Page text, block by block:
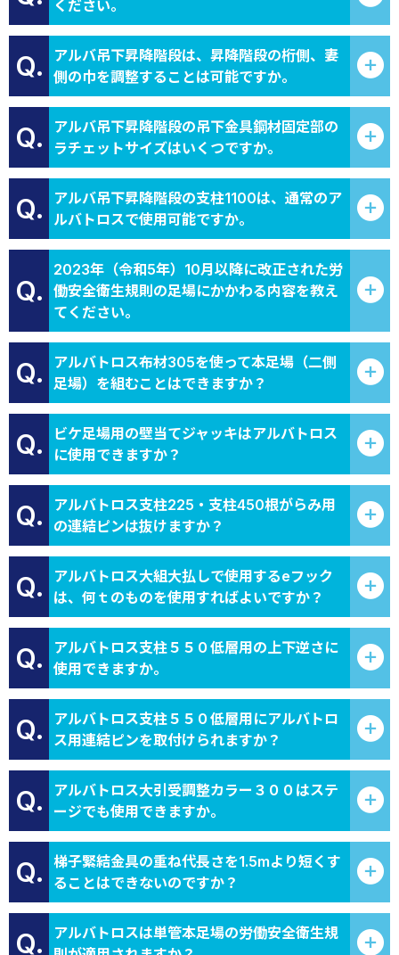
ください。
Q.
アルバ吊下昇降階段は、昇降階段の桁側、妻
側の巾を調整することは可能ですか。
Q.
アルバ吊下昇降階段の吊下金具鋼材固定部の
ラチェットサイズはいくつですか。
Q.
アルバ吊下昇降階段の支柱1100は、通常のア
ルバトロスで使用可能ですか。
Q.
2023年（令和5年）10月以降に改正された労
働安全衛生規則の足場にかかわる内容を教え
てください。
Q.
アルバトロス布材305を使って本足場（二側
足場）を組むことはできますか？
Q.
ビケ足場用の壁当てジャッキはアルバトロス
に使用できますか？
Q.
アルバトロス支柱225・支柱450根がらみ用
の連結ピンは抜けますか？
Q.
アルバトロス大組大払しで使用するeフック
は、何ｔのものを使用すればよいですか？
Q.
アルバトロス支柱５５０低層用の上下逆さに
使用できますか。
Q.
アルバトロス支柱５５０低層用にアルバトロ
ス用連結ピンを取付けられますか？
Q.
アルバトロス大引受調整カラー３００はステ
ージでも使用できますか。
Q.
梯子緊結金具の重ね代長さを1.5mより短くす
ることはできないのですか？
Q.
アルバトロスは単管本足場の労働安全衛生規